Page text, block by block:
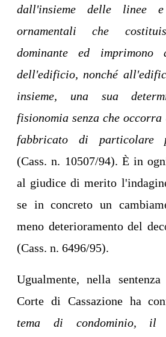
dall'insieme delle linee
ornamentali che
dominante ed
dell'edificio, nonché
insieme, una sua
fisionomia senza che
fabbricato di particolare
(Cass. n. 10507/94). È in
al giudice di merito
se in concreto un
meno deterioramento del
(Cass. n. 6496/95).
Ugualmente, nella
Corte di Cassazione ha
tema di condominio, il